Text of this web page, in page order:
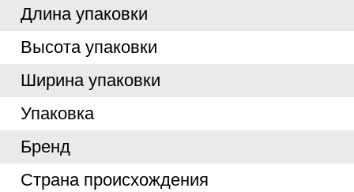
Длина упаковки
Высота упаковки
Ширина упаковки
Упаковка
Бренд
Страна происхождения